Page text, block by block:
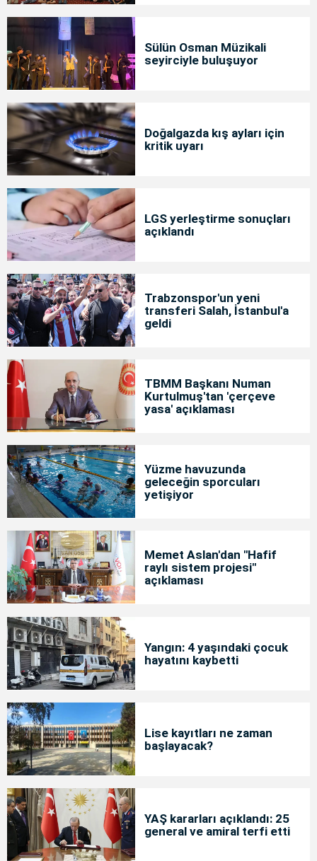
Sülün Osman Müzikali
seyirciyle buluşuyor
Doğalgazda kış ayları için
kritik uyarı
LGS yerleştirme sonuçları
açıklandı
Trabzonspor'un yeni
transferi Salah, İstanbul'a
geldi
TBMM Başkanı Numan
Kurtulmuş'tan 'çerçeve
yasa' açıklaması
Yüzme havuzunda
geleceğin sporcuları
yetişiyor
Memet Aslan'dan "Hafif
raylı sistem projesi"
açıklaması
Yangın: 4 yaşındaki çocuk
hayatını kaybetti
Lise kayıtları ne zaman
başlayacak?
YAŞ kararları açıklandı: 25
general ve amiral terfi etti